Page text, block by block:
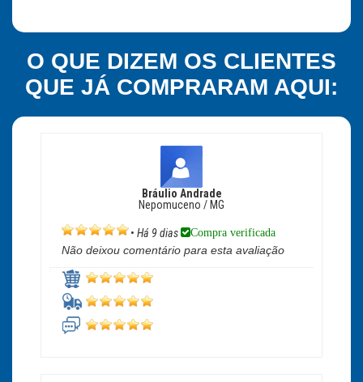
O QUE DIZEM OS CLIENTES
QUE JÁ COMPRARAM AQUI:
Bráulio Andrade
Nepomuceno / MG
• Há 9 dias Compra verificada
Não deixou comentário para esta avaliação